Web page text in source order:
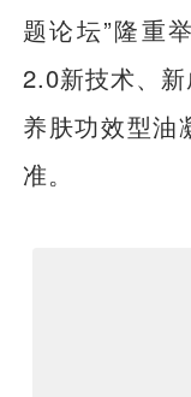
题论坛”隆重
2.0新技术、
养肤功效型油
准。